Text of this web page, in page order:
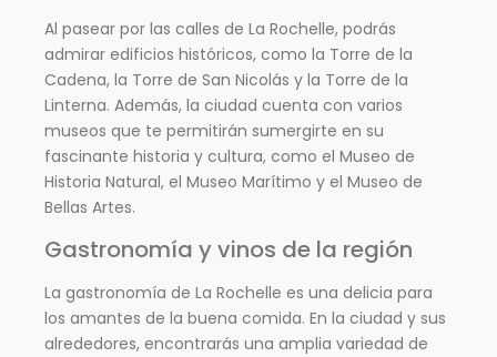
Al pasear por las calles de La Rochelle, podrás
admirar edificios históricos, como la Torre de la
Cadena, la Torre de San Nicolás y la Torre de la
Linterna. Además, la ciudad cuenta con varios
museos que te permitirán sumergirte en su
fascinante historia y cultura, como el Museo de
Historia Natural, el Museo Marítimo y el Museo de
Bellas Artes.
Gastronomía y vinos de la región
La gastronomía de La Rochelle es una delicia para
los amantes de la buena comida. En la ciudad y sus
alrededores, encontrarás una amplia variedad de